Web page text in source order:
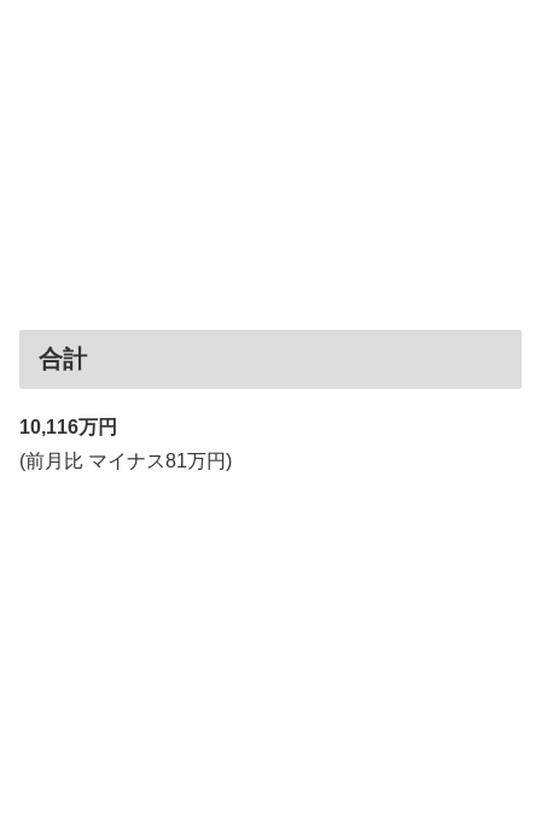
合計
10,116万円
(前月比 マイナス81万円)